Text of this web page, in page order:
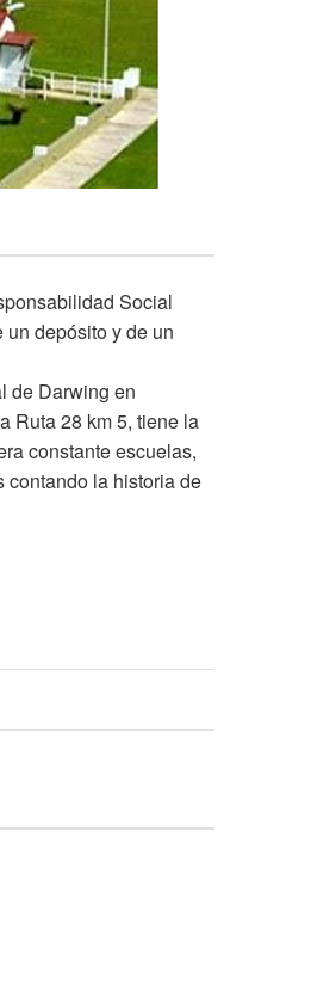
Social
depósito y de un
de Darwing en
Ruta 28 km 5, tiene la
constante escuelas,
contando la historia de